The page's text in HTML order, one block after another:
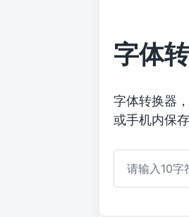
字体
字体转换器
或手机内保存